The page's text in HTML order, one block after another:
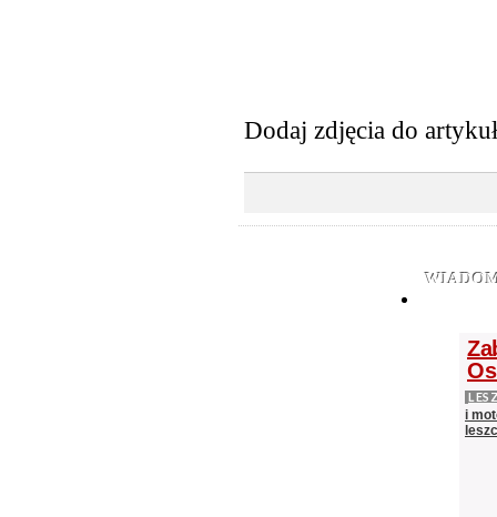
Dodaj zdjęcia do
i